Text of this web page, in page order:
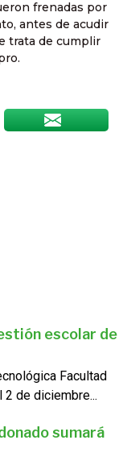
frenadas por
antes de acudir
trata de cumplir
escolar de
Facultad
2 de diciembre...
sumará